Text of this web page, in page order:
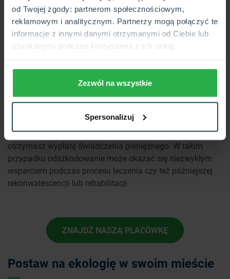
od Twojej zgody: partnerom społecznościowym,
reklamowym i analitycznym. Partnerzy mogą połączyć te
informacje z innymi danymi otrzymanymi od Ciebie lub
uzyskanymi podczas korzystania z ich usług.
Zezwól na wszystkie
Spersonalizuj
zdrowie. Nikt z nas nie jest bowiem w stanie przewidzieć
wypadku, jednak warto zabezpieczyć się na taką
ewentualność, szczególnie podczas jazdy skuterem po
mieście.
Wyobraźmy sobie następującą sytuację: prowadzisz skuter
miejski i niestety stajesz się uczestnikiem kolizji
uszczerbek na zdrowiu, jakim jest np. złamana noga.
Posiadającubezpieczenie NNWmasz pewność, że
otrzymasz wypłatę świadczenia pieniężnego. W takim
przypadku odszkodowanie może okazać się niezwykłym
wsparciem podczas procesu leczenia czy też późniejszej
rekonwalescencji lub rehabilitacji.
ZNAJDŹ NASZĄ PLACÓWKĘ
Postaw na ekologię w swoim mieście